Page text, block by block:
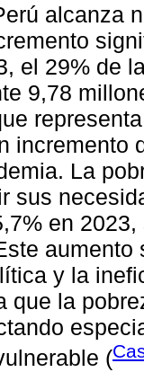
alcanza
el 29% de
9,78
incremento
La
sus
en
y la
que la
(